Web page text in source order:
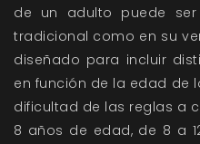
de un adulto puede
tradicional como en su
diseñado para incluir
en función de la edad de
dificultad de las reglas a
8 años de edad, de 8 a